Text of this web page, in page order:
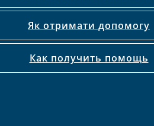
Як отримати допомогу
Как получить помощь